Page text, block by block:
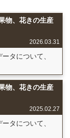
物、花きの生産
2026.03.31
タについて、
物、花きの生産
2025.02.27
タについて、